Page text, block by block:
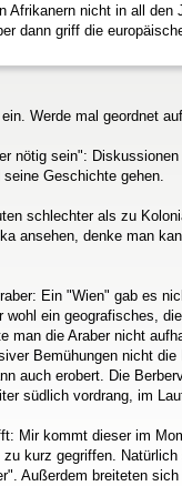
Afrikanern nicht in all
dann griff die
Werde mal geordnet
nötig sein":
Geschichte gehen.
schlechter als zu
ansehen, denke man
Ein "Wien" gab es
wohl ein geografisches,
man die Araber nicht
Bemühungen nicht
auch erobert. Die
südlich vordrang, im
Mir kommt dieser im
kurz gegriffen.
Außerdem breiteten